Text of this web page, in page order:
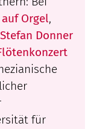
Orgel,
Stefan Donner
für